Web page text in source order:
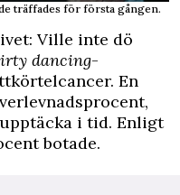
träffades för första gången.
Ville inte dö
dancing-
En
i tid. Enligt
botade.